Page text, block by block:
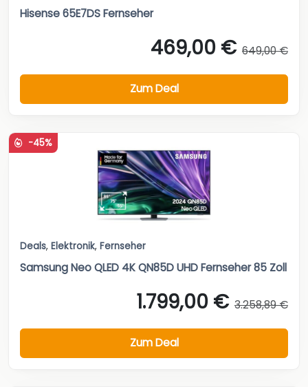
Hisense 65E7DS Fernseher
469,00 € 649,00 €
Zum Deal
-45%
Deals, Elektronik, Fernseher
Samsung Neo QLED 4K QN85D UHD Fernseher 85 Zoll
1.799,00 € 3.258,89 €
Zum Deal